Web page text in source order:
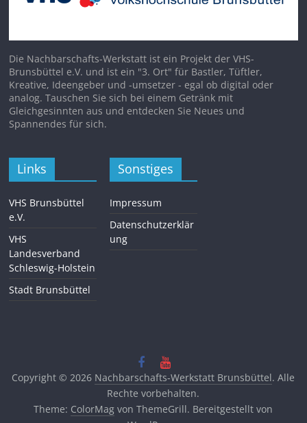
Die Nachbarschafts-Werkstatt ist ein Projekt der VHS-
Brunsbüttel e.V. und ist ein "3. Ort" für Bastler, Tüftler,
Kreative, Ideengeber und -umsetzer - egal ob digital oder
analog. Tauschen Sie sich bei einem Getränk mit
Gleichgesinnten aus und entdecken Sie Neues und
Spannendes für sich.
Links
VHS Brunsbüttel
e.V.
VHS
Landesverband
Schleswig-Holstein
Stadt Brunsbüttel
Sonstiges
Impressum
Datenschutzerklär
ung
Copyright © 2026 Nachbarschafts-Werkstatt Brunsbüttel. Alle
Rechte vorbehalten.
Theme: ColorMag von ThemeGrill. Bereitgestellt von